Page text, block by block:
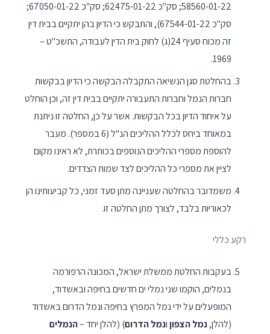
58560-01-22; סק"כ 62475-01-22; סק"כ 67050-01-22;
סק"כ 67544-01-22), והתבקש כי הדיון בהן יתקיים בבית דין
זה מכוח סעיף 24(ג) לחוק בית הדין לעבודה, התשכ"ט –
1969.
בהחלטת סגן הנשיאה התקבלה הבקשה כי הדיון בבקשות
חברות הנמל וחברות התעבורה יתקיים בבית דין זה, וכן הוחלט
על איחוד הדיון בכל הבקשות. אשר על כן, החלטה זו ניתנת
במאוחד ביחס לכלל ההליכים הנ"ל (6 במספר). מעבר
להוספת מספרי ההליכים הנוספים בכותרת, לא ראינו מקום
לציין את מספרי כל ההליכים לצד שמות הצדדים.
משמדובר בהחלטה שעניינה מתן סעד זמני, כל קביעותינו הן
לכאוריות בלבד, לצורך מתן החלטה זו.
רקע כללי
בעקבות החלטת ממשלת ישראל, המכונה הרפורמה
בנמלים, הוקמו שני נמלי ים חדשים בחיפה ובאשדוד,
המופעלים על ידי נמל המפרץ בחיפה ונמל הדרום באשדוד
(להלן,נמל הצפוןונמל הדרום) (להלן יחד –הנמלים